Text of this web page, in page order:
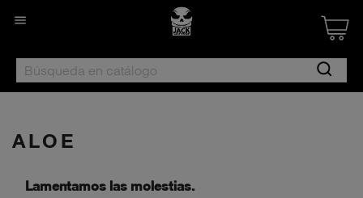

Created by
from the Noun
ALOE
Lamentamos las molestias.